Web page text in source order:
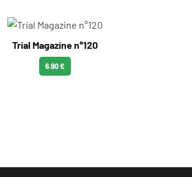
Trial Magazine n°120
6.90 €